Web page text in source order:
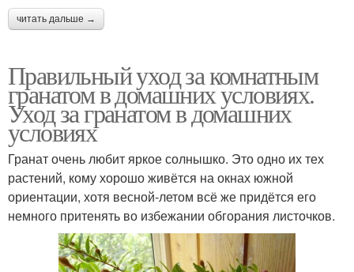
читать дальше →
Правильный уход за комнатным
гранатом в домашних условиях.
Уход за гранатом в домашних
условиях
Гранат очень любит яркое солнышко. Это одно их тех
растений, кому хорошо живётся на окнах южной
ориентации, хотя весной-летом всё же придётся его
немного притенять во избежании обгорания листочков.